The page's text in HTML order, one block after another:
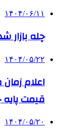
۱۴۰۴/۰۶/۱۱
چله بازار
۱۴۰۴/۰۵/۲۲
اعلام
قیمت
۱۴۰۴/۰۵/۲۰